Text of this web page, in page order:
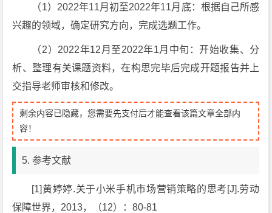
（1）2022年11月初至2022年11月底：根据自己所感
兴趣的领域，确定研究方向，完成选题工作。
（2）2022年12月至2022年1月中旬：开始收集、分
析、整理有关课题资料，在构思完毕后完成开题报告并上
交指导老师审核和修改。
剩余内容已隐藏，您需要先支付后才能查看该篇文章全部内
容！
5. 参考文献
[1]黄婷婷.关于小米手机市场营销策略的思考[J].劳动
保障世界，2013，（12）：80-81